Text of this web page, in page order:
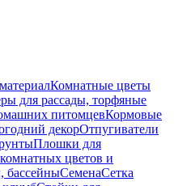
Комнатные цветы
для рассады, торфяные
питомцевКормовые
декорОтпугиватели
Плошки для
цветов и
бассейныСеменаСетка